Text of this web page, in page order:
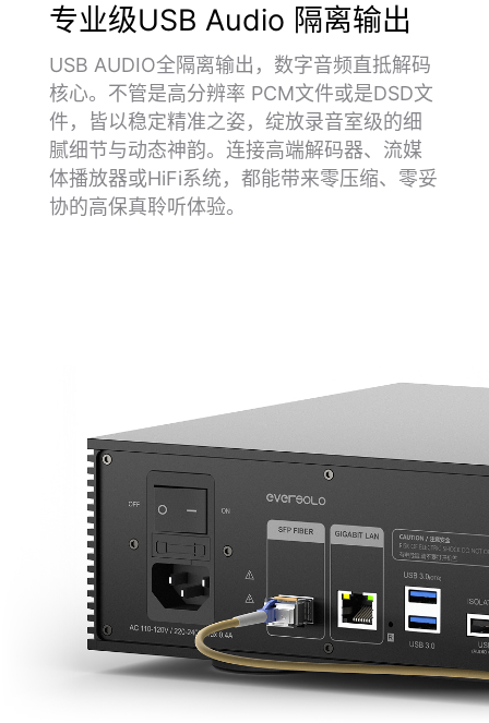
专业级USB Audio 隔离输出
USB AUDIO全隔离输出，数字音频直抵解码
核心。不管是高分辨率 PCM文件或是DSD文
件，皆以稳定精准之姿，绽放录音室级的细
腻细节与动态神韵。连接高端解码器、流媒
体播放器或HiFi系统，都能带来零压缩、零妥
协的高保真聆听体验。